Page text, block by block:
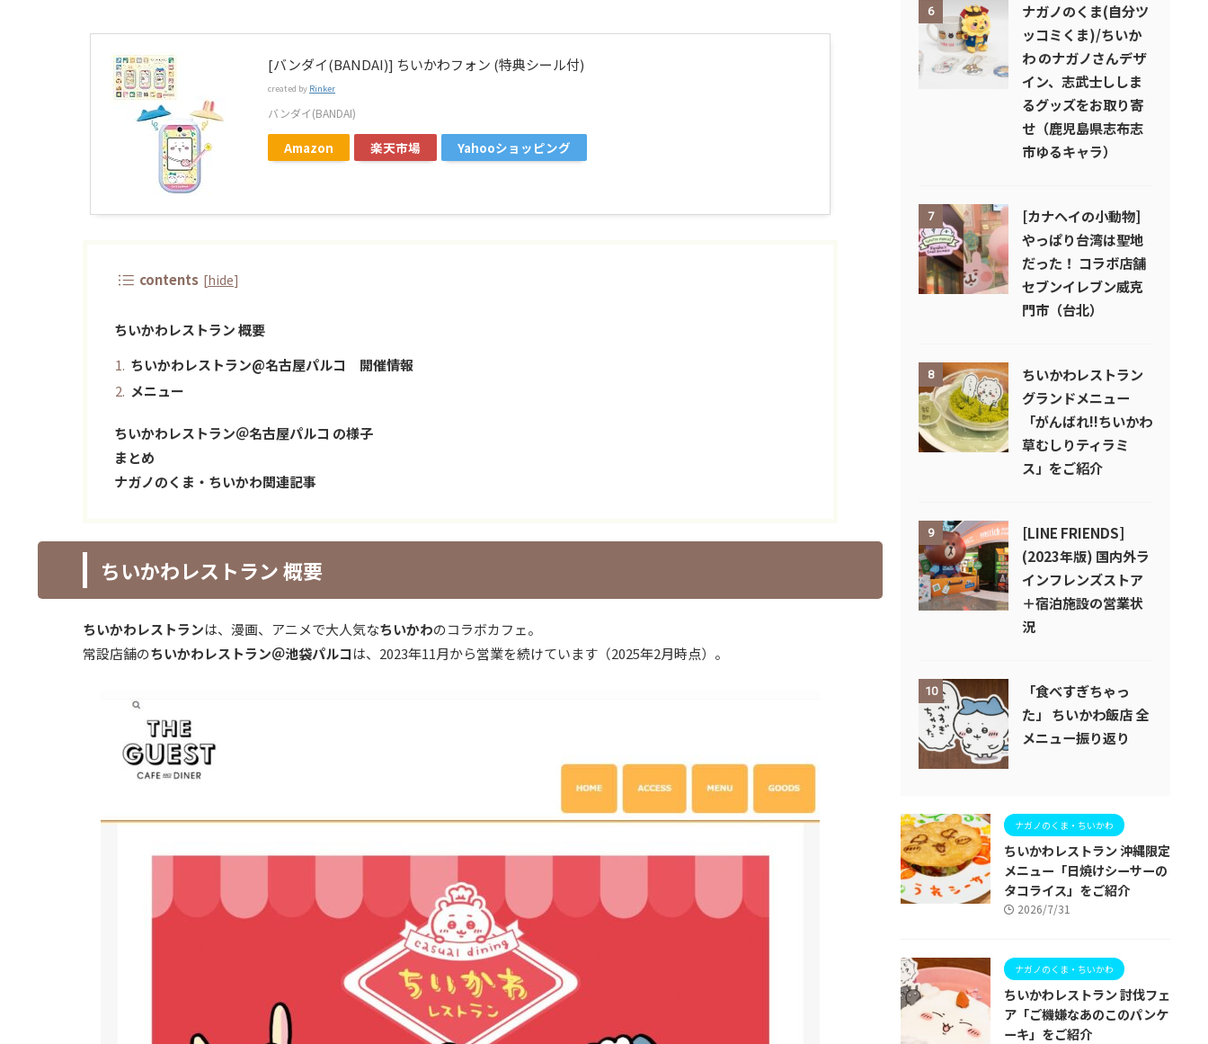
[バンダイ(BANDAI)] ちいかわフォン (特典シール付)
created by Rinker
バンダイ(BANDAI)
Amazon 楽天市場 Yahooショッピング
contents [hide]
ちいかわレストラン 概要
ちいかわレストラン@名古屋パルコ 開催情報
メニュー
ちいかわレストラン＠名古屋パルコ の様子
まとめ
ナガノのくま・ちいかわ関連記事
ちいかわレストラン 概要
ちいかわレストランは、漫画、アニメで大人気なちいかわのコラボカフェ。
常設店舗のちいかわレストラン＠池袋パルコは、2023年11月から営業を続けています（2025年2月時点）。
6
ナガノのくま(自分ツ
ッコミくま)/ちいか
わ のナガノさんデザ
イン、志武士ししま
るグッズをお取り寄
せ（鹿児島県志布志
市ゆるキャラ）
7
[カナヘイの小動物]
やっぱり台湾は聖地
だった！ コラボ店舗
セブンイレブン威克
門市（台北）
8
ちいかわレストラン
グランドメニュー
「がんばれ!!ちいかわ
草むしりティラミ
ス」をご紹介
9
[LINE FRIENDS]
(2023年版) 国内外ラ
インフレンズストア
＋宿泊施設の営業状
況
10
「食べすぎちゃっ
た」 ちいかわ飯店 全
メニュー振り返り
ナガノのくま・ちいかわ
ちいかわレストラン 沖縄限定
メニュー「日焼けシーサーの
タコライス」をご紹介
2026/7/31
ナガノのくま・ちいかわ
ちいかわレストラン 討伐フェ
ア「ご機嫌なあのこのパンケ
ーキ」をご紹介